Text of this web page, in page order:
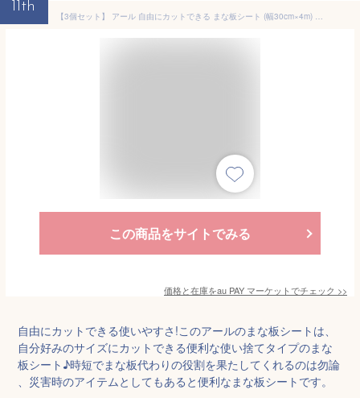
11th
【3個セット】 アール 自由にカットできる まな板シート (幅30cm×4m) KC-211 キッチンを清潔に保つ 汚れや災害から守る 自由にカットで
この商品をサイトでみる
価格と在庫をau PAY マーケットでチェック >>
自由にカットできる使いやすさ!このアールのまな板シートは、
自分好みのサイズにカットできる便利な使い捨てタイプのまな
板シート♪時短でまな板代わりの役割を果たしてくれるのは勿論
、災害時のアイテムとしてもあると便利なまな板シートです。